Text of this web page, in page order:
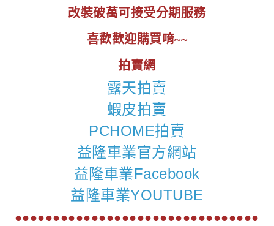
改裝破萬可接受分期服務
喜歡歡迎購買唷~~
拍賣網
露天拍賣
蝦皮拍賣
PCHOME拍賣
益隆車業官方網站
益隆車業Facebook
益隆車業YOUTUBE
●●●●●●●●●●●●●●●●●●●●●●●●●●●●●●●●